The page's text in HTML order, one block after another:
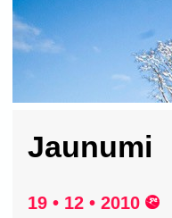
Jaunumi
19 • 12 • 2010